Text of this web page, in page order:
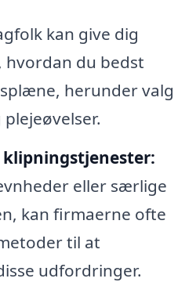
kan give dig
du bedst
herunder valg
klipningstjenester:
eller særlige
kan firmaerne ofte
til at
udfordringer.